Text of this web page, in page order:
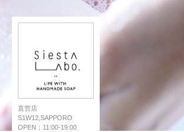
直営店
S1W12,SAPPORO
OPEN：11:00-19:00